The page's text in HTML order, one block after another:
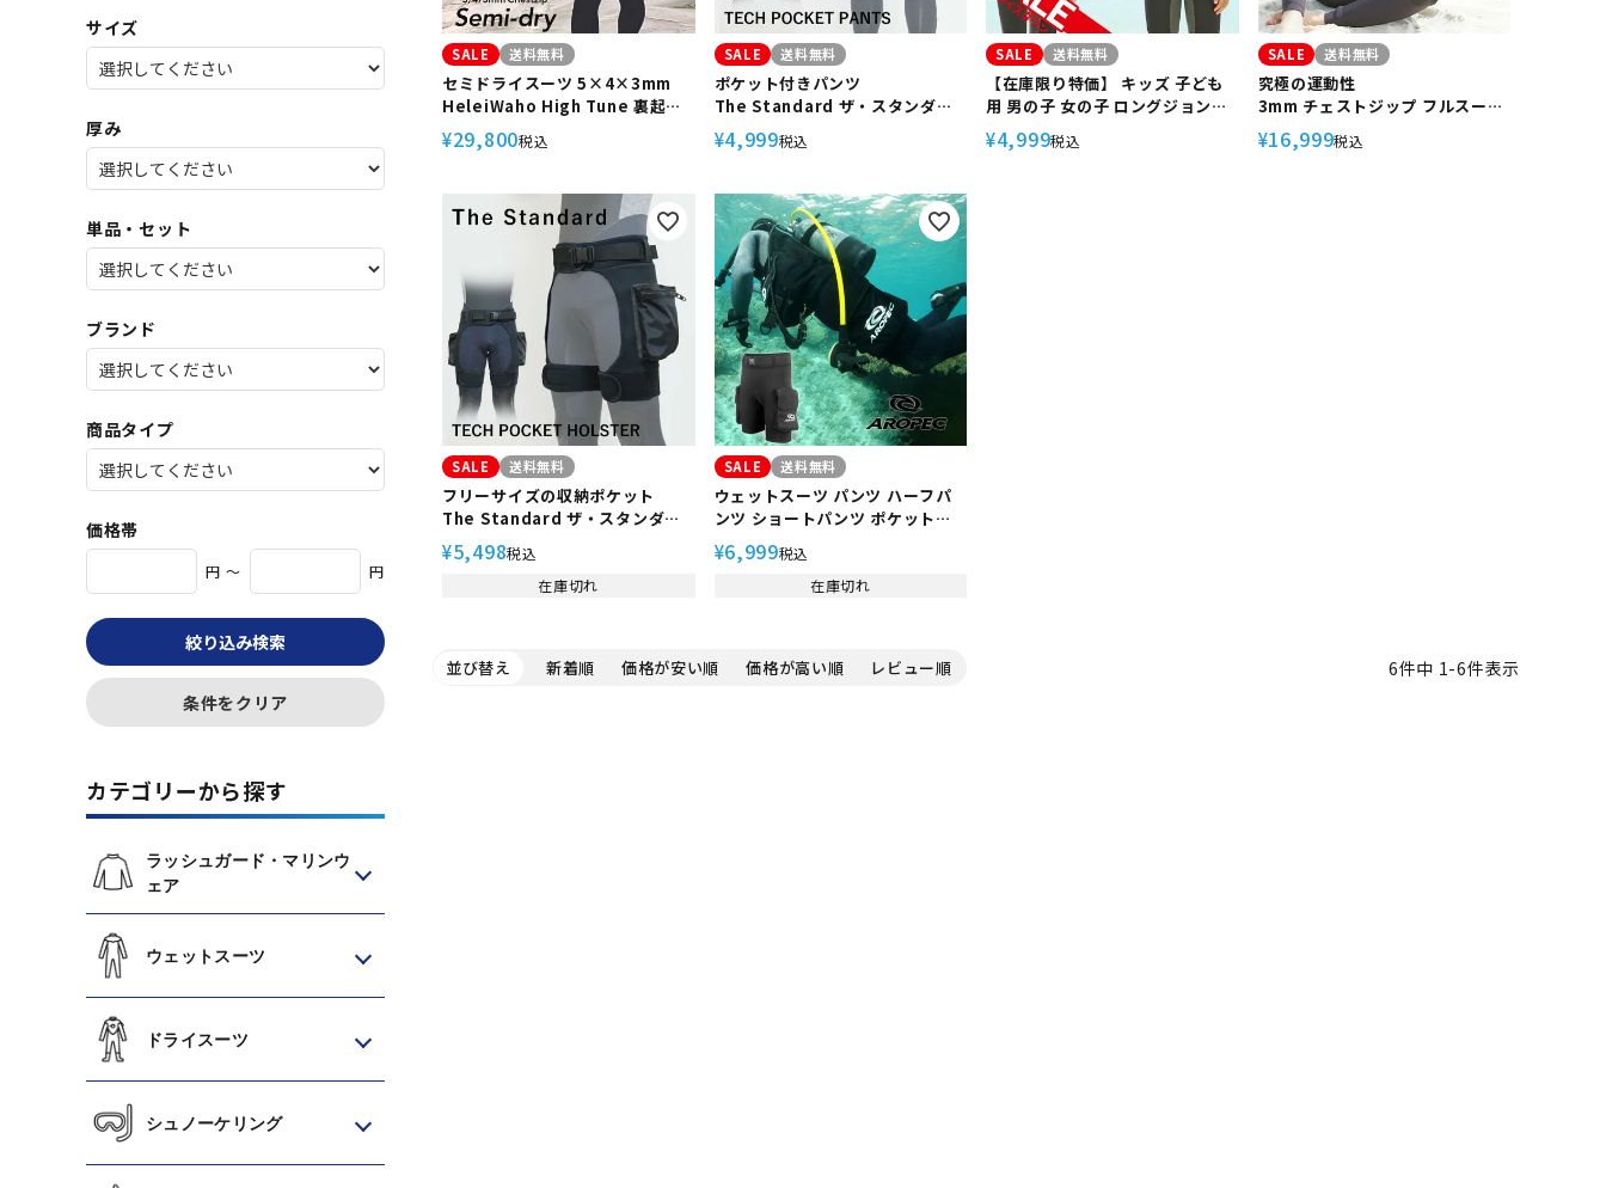
サイズ
厚み
単品・セット
ブランド
商品タイプ
価格帯
円 ～ 円
絞り込み検索
条件をクリア
カテゴリーから探す
ラッシュガード・マリンウ
ェア
ウェットスーツ
ドライスーツ
シュノーケリング
SALE 送料無料
セミドライスーツ 5×4×3mm
HeleiWaho High Tune 裏起毛
スキン ジャージ ストレッチ ウエ
ットスーツ 防寒 保温
¥29,800税込
SALE 送料無料
ポケット付きパンツ
The Standard ザ・スタンダー
ド 3mm ポケットパンツ 大型サイ
ドポケット ダイビング シュノー
¥4,999税込
SALE 送料無料
【在庫限り特価】 キッズ 子ども
用 男の子 女の子 ロングジョン
HeleiWaho ヘレイワホ
CLASSIC クラシック 2.5mm サ
¥4,999税込
SALE 送料無料
究極の運動性
3mm チェストジップ フルスーツ
レディース HeleiWaho/ヘレイ
ワホ PopLife サーフィン ダイビ
¥16,999税込
SALE 送料無料
フリーサイズの収納ポケット
The Standard ザ・スタンダー
ド 3mm ホルスター 大型サイドポ
ケット ダイビング シュノーケリ
¥5,498税込
在庫切れ
SALE 送料無料
ウェットスーツ パンツ ハーフパ
ンツ ショートパンツ ポケットパ
ンツ 2mm 大型サイドポケット 保
温 ダイビング スキューバダイビ
ング シュノーケリング AROPEC
¥6,999税込
在庫切れ
並び替え 新着順 価格が安い順 価格が高い順 レビュー順 6件中 1-6件表示